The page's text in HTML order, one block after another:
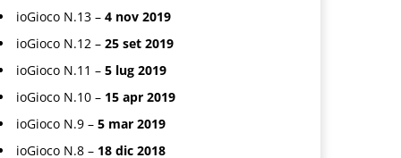
ioGioco N.13 – 4 nov 2019
ioGioco N.12 – 25 set 2019
ioGioco N.11 – 5 lug 2019
ioGioco N.10 – 15 apr 2019
ioGioco N.9 – 5 mar 2019
ioGioco N.8 – 18 dic 2018